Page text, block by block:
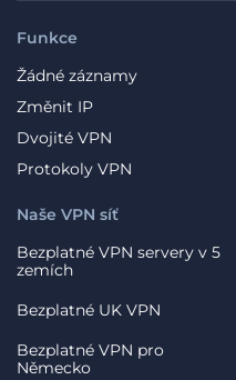
Funkce
Žádné záznamy
Změnit IP
Dvojité VPN
Protokoly VPN
Naše VPN síť
Bezplatné VPN servery v 5
zemích
Bezplatné UK VPN
Bezplatné VPN pro
Německo